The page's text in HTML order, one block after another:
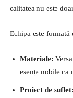
calitatea nu este
Echipa este
Materiale:
esențe nobile ca
Proiect de suflet: